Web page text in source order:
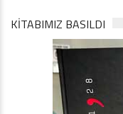
KİTABIMIZ BASILDI